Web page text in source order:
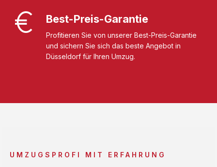
Best-Preis-Garantie
Profitieren Sie von unserer Best-Preis-Garantie
und sichern Sie sich das beste Angebot in
Düsseldorf für Ihren Umzug.
UMZUGSPROFI MIT ERFAHRUNG